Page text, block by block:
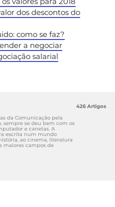
dos descontos do
como se faz?
a negociar
salarial
da Comunicação pela
sempre se deu bem com os
e canetas. A
escrita num mundo
ao cinema, literatura
maiores campos de
426 Artigos